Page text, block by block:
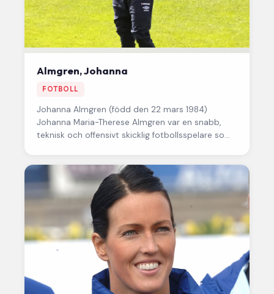
Almgren, Johanna
FOTBOLL
Johanna Almgren (född den 22 mars 1984)
Johanna Maria-Therese Almgren var en snabb,
teknisk och offensivt skicklig fotbollsspelare som